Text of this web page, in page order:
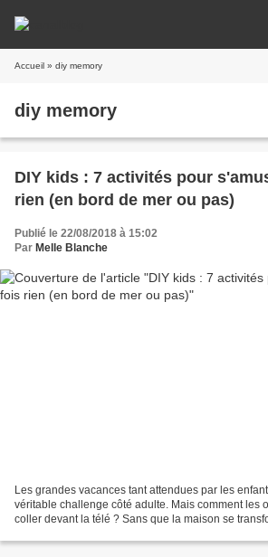
Accueil » diy memory
diy memory
DIY kids : 7 activités pour
rien (en bord de mer ou pas)
Publié le 22/08/2018 à 15:02
Par Melle Blanche
Les grandes vacances tant attendues par les
véritable challenge côté adulte. Mais comment les
coller devant la télé ? Sans que la maison se